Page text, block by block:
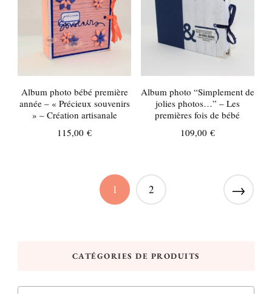
Album photo bébé première
année – « Précieux souvenirs
» – Création artisanale
115,00€
Album photo “Simplement de
jolies photos…” – Les
premières fois de bébé
109,00 €
1 2 →
CATÉGORIES DE PRODUITS